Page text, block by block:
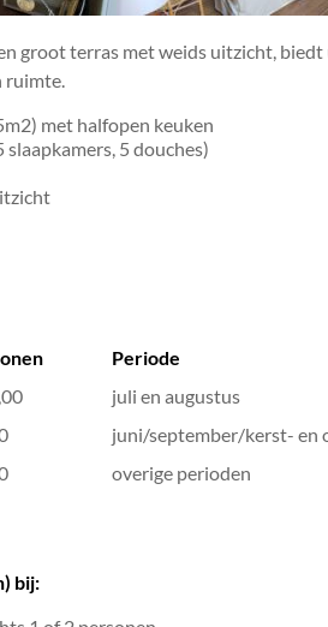
groot terras met weids uitzicht, biedt
ruimte.
met halfopen keuken
5 douches)
Periode
juli en augustus
juni/september/kerst- en
overige perioden
bij: